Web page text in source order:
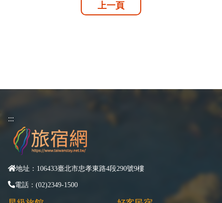
上一頁
:::
地址：106433臺北市忠孝東路4段290號9樓
電話：(02)2349-1500